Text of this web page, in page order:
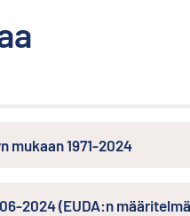
mukaan 1971-2024
2024 (EUDA:n